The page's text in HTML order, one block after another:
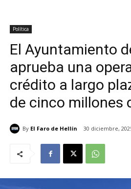
Política
El Ayuntamiento
aprueba una
crédito a largo
de cinco millones
By El Faro de Hellín 30 diciembre,